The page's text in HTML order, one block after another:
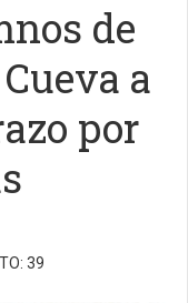
de
a
por
39